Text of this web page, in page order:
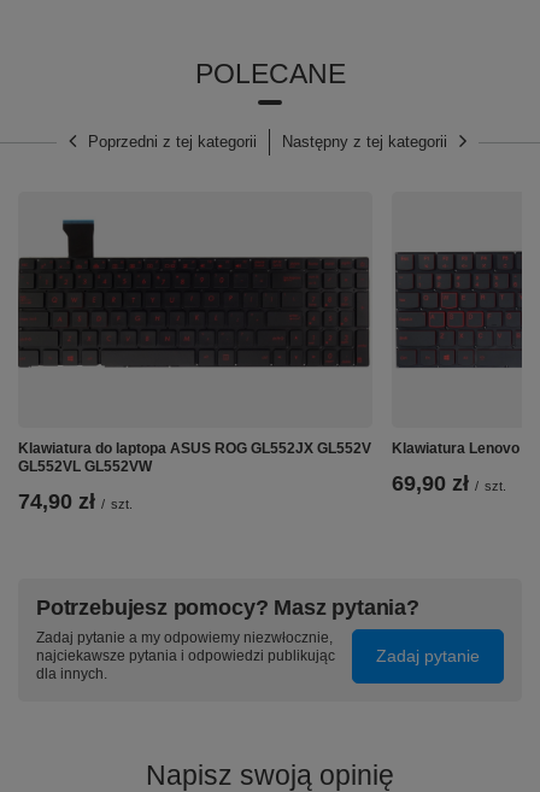
Wielkość wyświetlacza: 6,7"
⭐ Ekran wielodotykowy
(Multi-touch) - TAK
POLECANE
Poprzedni z tej kategorii Następny z tej kategorii
Klawiatura do laptopa ASUS ROG GL552JX GL552V
GL552VL GL552VW
74,90 zł / szt.
Klawiatura Lenovo
69,90 zł / szt.
Potrzebujesz pomocy? Masz pytania?
Zadaj pytanie a my odpowiemy niezwłocznie,
najciekawsze pytania i odpowiedzi publikując
dla innych.
Zadaj pytanie
Napisz swoją opinię